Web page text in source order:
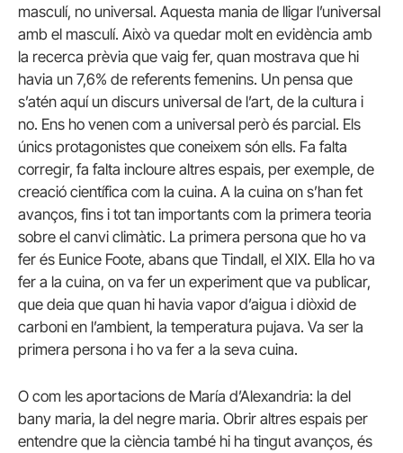
masculí, no universal. Aquesta mania de lligar l’universal
amb el masculí. Això va quedar molt en evidència amb
la recerca prèvia que vaig fer, quan mostrava que hi
havia un 7,6% de referents femenins. Un pensa que
s’atén aquí un discurs universal de l’art, de la cultura i
no. Ens ho venen com a universal però és parcial. Els
únics protagonistes que coneixem són ells. Fa falta
corregir, fa falta incloure altres espais, per exemple, de
creació científica com la cuina. A la cuina on s’han fet
avanços, fins i tot tan importants com la primera teoria
sobre el canvi climàtic. La primera persona que ho va
fer és Eunice Foote, abans que Tindall, el XIX. Ella ho va
fer a la cuina, on va fer un experiment que va publicar,
que deia que quan hi havia vapor d’aigua i diòxid de
carboni en l’ambient, la temperatura pujava. Va ser la
primera persona i ho va fer a la seva cuina.
O com les aportacions de María d’Alexandria: la del
bany maria, la del negre maria. Obrir altres espais per
entendre que la ciència també hi ha tingut avanços, és